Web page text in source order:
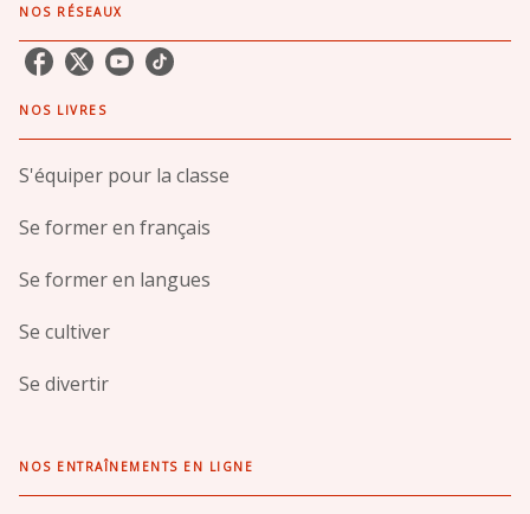
NOS RÉSEAUX
NOS LIVRES
S'équiper pour la classe
Se former en français
Se former en langues
Se cultiver
Se divertir
NOS ENTRAÎNEMENTS EN LIGNE